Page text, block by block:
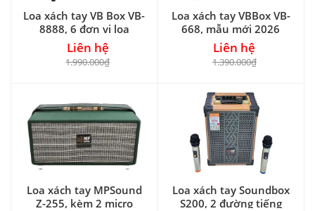
Loa xách tay VB Box VB-
8888, 6 đơn vị loa
Liên hệ
1.990.000₫
Loa xách tay VBBox VB-
668, mẫu mới 2026
Liên hệ
1.390.000₫
Loa xách tay MPSound
Z-255, kèm 2 micro
Loa xách tay Soundbox
S200, 2 đường tiếng